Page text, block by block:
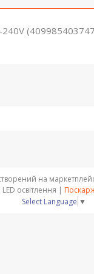
240V
на
OPTSVET - інтернет магазин світлодіодного LED освітлення |
Select Language ▼